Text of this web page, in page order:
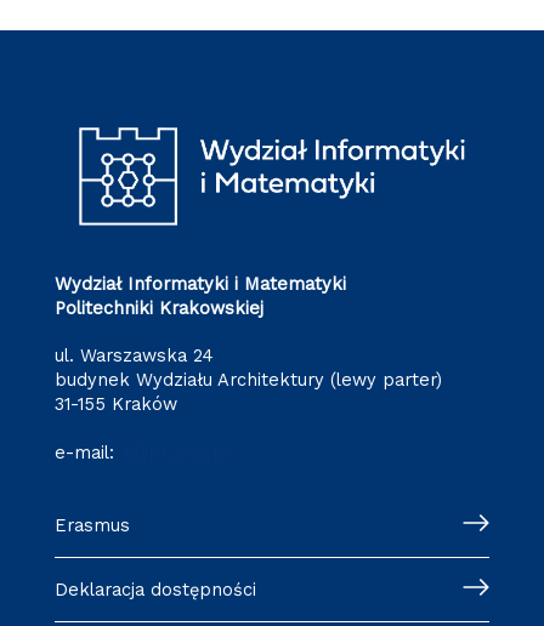
Wydział Informatyki i Matematyki
Politechniki Krakowskiej
ul. Warszawska 24
budynek Wydziału Architektury (lewy parter)
31-155 Kraków
e-mail:
Erasmus
Deklaracja dostępności